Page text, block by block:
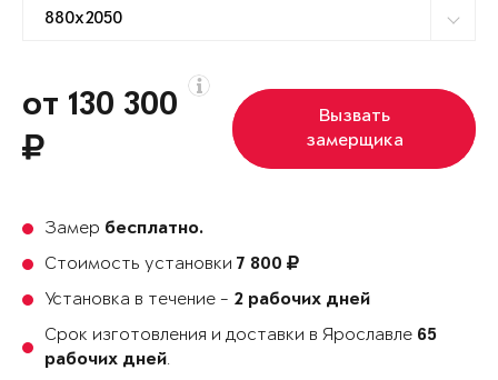
от 130 300
Вызвать
замерщика
Замер бесплатно.
Стоимость установки 7 800
Установка в течение - 2 рабочих дней
Срок изготовления и доставки в Ярославле 65
рабочих дней.